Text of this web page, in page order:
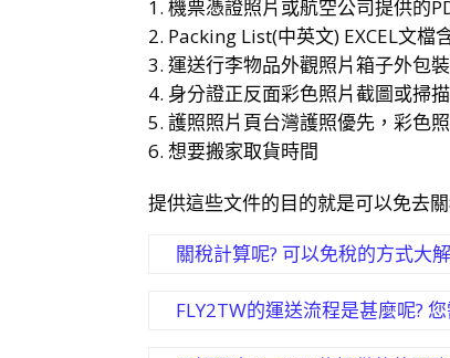
機票憑證照片或航空公司提供的
Packing List(中英文) EXCEL文檔
運送行李物品外觀照片箱子外包
身分證正反面彩色照片截圖或掃
護照照片頁台灣護照優先，彩色
想要搬家取貨時間
提供這些文件的目的就是可以免去
關稅計算呢? 可以免稅的方式大
FLY2TW的運送流程是甚麼呢?